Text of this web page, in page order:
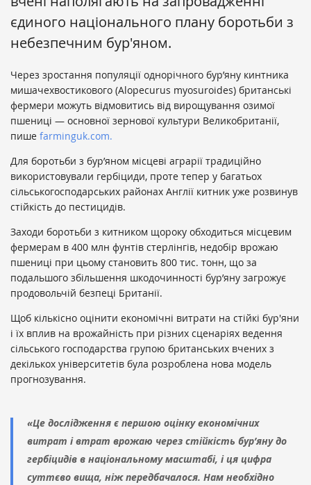
єдиного національного плану боротьби з
небезпечним бур'яном.
Через зростання популяції однорічного бур’яну кинтника
мишачехвостикового (Alopecurus myosuroides) британські
фермери можуть відмовитись від вирощування озимої
пшениці — основної зернової культури Великобританії,
пише farminguk.com.
Для боротьби з бур’яном місцеві аграрії традиційно
використовували гербіциди, проте тепер у багатьох
сільськогосподарських районах Англії китник уже розвинув
стійкість до пестицидів.
Заходи боротьби з китником щороку обходиться місцевим
фермерам в 400 млн фунтів стерлінгів, недобір врожаю
пшениці при цьому становить 800 тис. тонн, що за
подальшого збільшення шкодочинності бур’яну загрожує
продовольчій безпеці Британії.
Щоб кількісно оцінити економічні витрати на стійкі бур'яни
і їх вплив на врожайність при різних сценаріях ведення
сільського господарства групою британських вчених з
декількох університетів була розроблена нова модель
прогнозування.
«Це дослідження є першою оцінку економічних
витрат і втрат врожаю через стійкість бур’яну до
гербіцидів в національному масштабі, і ця цифра
суттєво вища, ніж передбачалося. Нам необхідно